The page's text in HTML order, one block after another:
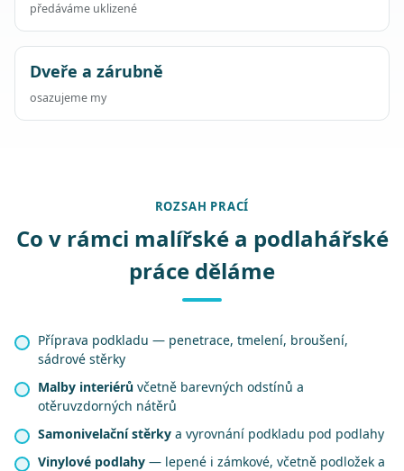
předáváme uklizené
Dveře a zárubně
osazujeme my
ROZSAH PRACÍ
Co v rámci malířské a podlahářské
práce děláme
Příprava podkladu — penetrace, tmelení, broušení,
sádrové stěrky
Malby interiérů včetně barevných odstínů a
otěruvzdorných nátěrů
Samonivelační stěrky a vyrovnání podkladu pod podlahy
Vinylové podlahy — lepené i zámkové, včetně podložek a